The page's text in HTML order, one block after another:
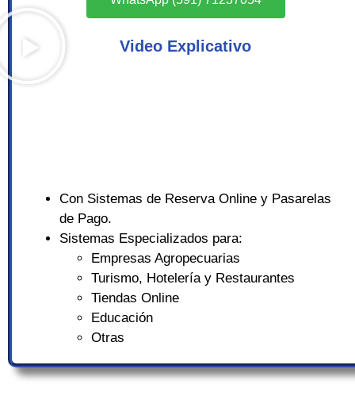
Video Explicativo
Con Sistemas de Reserva Online y Pasarelas
de Pago.
Sistemas Especializados para:
Empresas Agropecuarias
Turismo, Hotelería y Restaurantes
Tiendas Online
Educación
Otras